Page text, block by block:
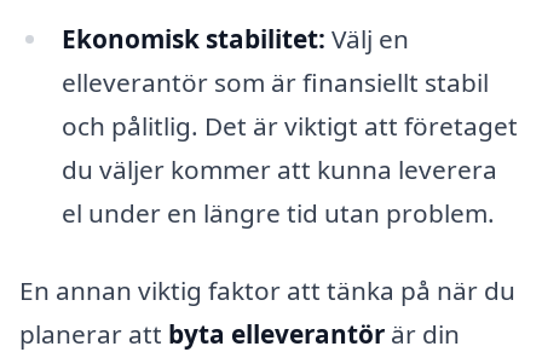
Ekonomisk stabilitet: Välj en
elleverantör som är finansiellt stabil
och pålitlig. Det är viktigt att företaget
du väljer kommer att kunna leverera
el under en längre tid utan problem.
En annan viktig faktor att tänka på när du
planerar att byta elleverantör är din